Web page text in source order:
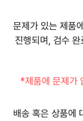
문제가 있는 제품
진행되며, 검수
*제품에 문제가
배송 혹은 상품에